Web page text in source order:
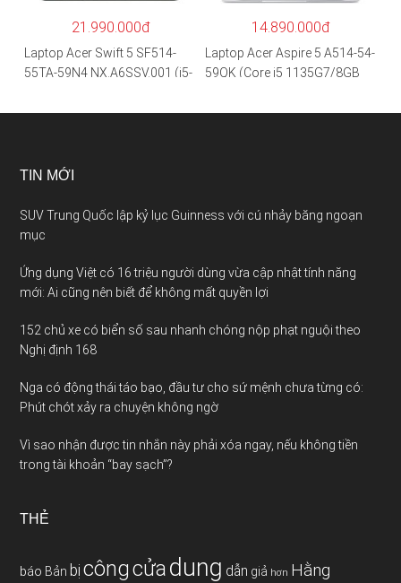
21.990.000đ
Laptop Acer Swift 5 SF514-
55TA-59N4 NX.A6SSV.001 (i5-
SSD/14″FHD_Touch/Win10/X
14.890.000đ
Laptop Acer Aspire 5 A514-54-
59QK (Core i5 1135G7/8GB
11/Vàng)
TIN MỚI
SUV Trung Quốc lập kỷ lục Guinness với cú nhảy băng ngoạn
mục
Ứng dụng Việt có 16 triệu người dùng vừa cập nhật tính năng
mới: Ai cũng nên biết để không mất quyền lợi
152 chủ xe có biển số sau nhanh chóng nộp phạt nguội theo
Nghị định 168
Nga có động thái táo bạo, đầu tư cho sứ mệnh chưa từng có:
Phút chót xảy ra chuyện không ngờ
Vì sao nhận được tin nhắn này phải xóa ngay, nếu không tiền
trong tài khoản “bay sạch”?
THẺ
báo Bản bị côngcửadung dẫn giả hơn Hằng